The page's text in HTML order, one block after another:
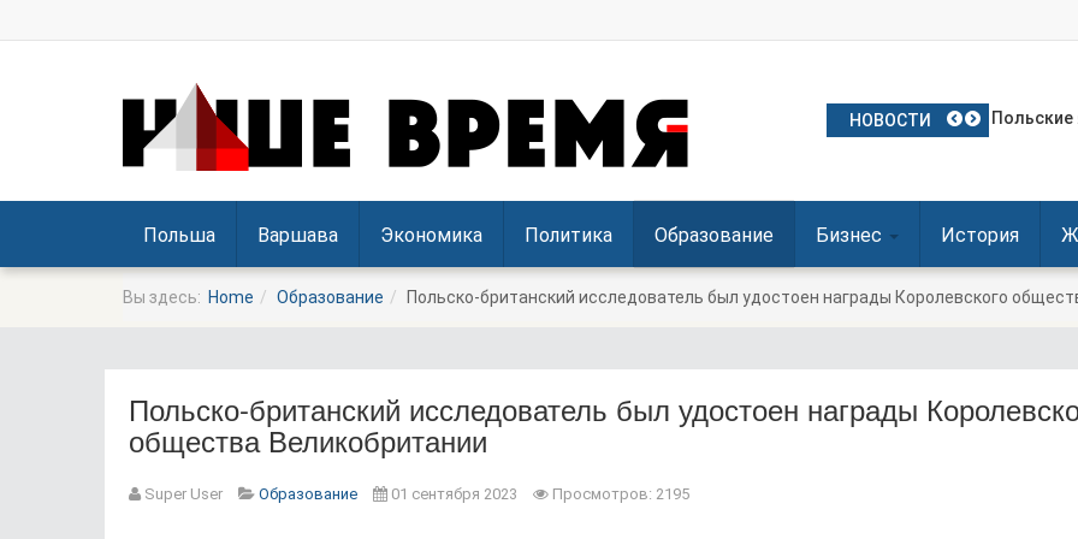
НОВОСТИ Частое
Польские
Посол
Польша
Польша
Польша Варшава Экономика Политика Образование Бизнес История
Вы здесь: Home Образование Польско-британский исследователь был удостоен награды Королевского
Польско-британский исследователь был удостоен награды
общества Великобритании
Super User Образование 01 сентября 2023 Просмотров: 2195